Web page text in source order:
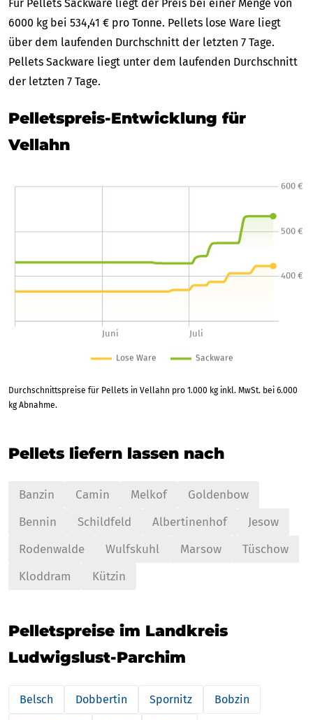
Für Pellets Sackware liegt der Preis bei einer Menge von
6000 kg bei 534,41 € pro Tonne. Pellets lose Ware liegt
über dem laufenden Durchschnitt der letzten 7 Tage.
Pellets Sackware liegt unter dem laufenden Durchschnitt
der letzten 7 Tage.
Pelletspreis-Entwicklung für
Vellahn
Durchschnittspreise für Pellets in Vellahn pro 1.000 kg inkl. MwSt. bei 6.000
kg Abnahme.
Pellets liefern lassen nach
Banzin Camin Melkof
Goldenbow
Bennin
Schildfeld Albertinenhof
Jesow
Rodenwalde
Wulfskuhl Marsow
Tüschow
Kloddram
Kützin
Pelletspreise im Landkreis
Ludwigslust-Parchim
Belsch Dobbertin Spornitz Bobzin